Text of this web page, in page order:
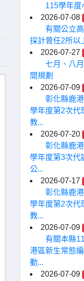
115學年度
2026-07-08
有關公立
採計曾任2所以
2026-07-27
七月、八
間規劃
2026-07-09
彰化縣鹿
學年度第2次代
教...
2026-07-20
彰化縣鹿
學年度第3次代
公...
2026-07-17
彰化縣鹿
學年度第2次代
教...
2026-07-09
有關本縣
港區新生常態
動...
2026-07-09